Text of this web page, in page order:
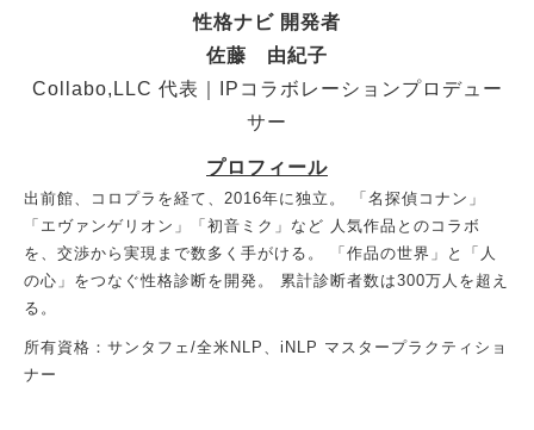
性格ナビ 開発者
佐藤 由紀子
Collabo,LLC 代表｜IPコラボレーションプロデュー
サー
プロフィール
出前館、コロプラを経て、2016年に独立。 「名探偵コナン」
「エヴァンゲリオン」「初音ミク」など 人気作品とのコラボ
を、交渉から実現まで数多く手がける。 「作品の世界」と「人
の心」をつなぐ性格診断を開発。 累計診断者数は300万人を超え
る。
所有資格：サンタフェ/全米NLP、iNLP マスタープラクティショ
ナー